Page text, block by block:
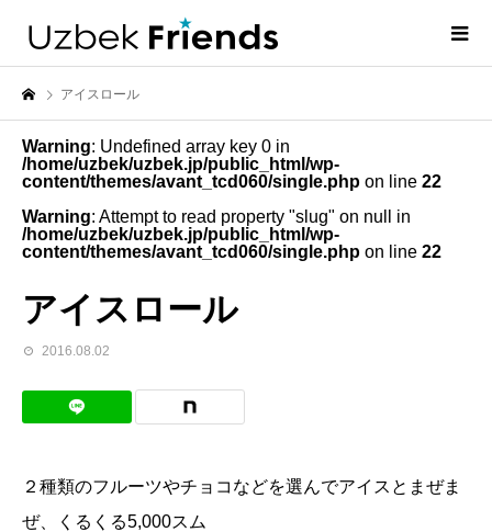
アイスロール
Warning: Undefined array key 0 in
/home/uzbek/uzbek.jp/public_html/wp-
content/themes/avant_tcd060/single.php on line 22
Warning: Attempt to read property "slug" on null in
/home/uzbek/uzbek.jp/public_html/wp-
content/themes/avant_tcd060/single.php on line 22
アイスロール
2016.08.02
２種類のフルーツやチョコなどを選んでアイスとまぜま
ぜ、くるくる5,000スム